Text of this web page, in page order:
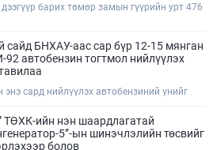
Үндэсний хорооны дэргэдэх дэд
дээгүүр барих төмөр замын гүүрийн урт 476
найдвартай, тасралтгүй нэвтрүүлэх
бөгөөд уг ажлыг "Очирням" ХХК,
саруул зам" ХХК, "Хотгорзам" ХХК зэрэг
сайд БНХАУ-аас сар бүр 12-15 мянган
92 автобензин тогтмол нийлүүлэх
энэ сард нийлүүлэх автобензиний үнийг
боломжийг судлахыг хүслээ. Тэрбээр
үүсээд буй шатахууны нөхцөл байдлыг
Иж бүрэн стратегийн түншлэл бүхий
ТӨХК-ийн нэн шаардлагатай
5”-ын шинэчлэлийн төсвийг
болов